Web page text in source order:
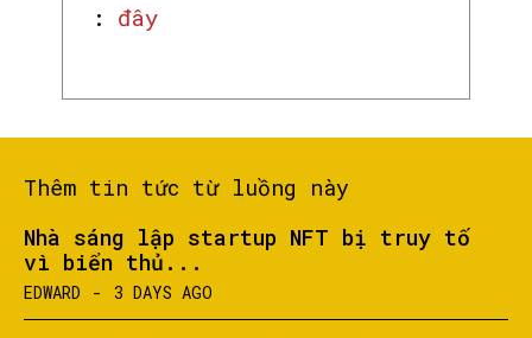
: đây
Thêm tin tức từ luồng này
Nhà sáng lập startup NFT bị truy tố
vì biển thủ...
EDWARD - 3 DAYS AGO